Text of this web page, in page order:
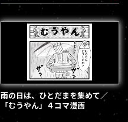
雨の日は、ひとだまを集めて／
「むうやん」４コマ漫画